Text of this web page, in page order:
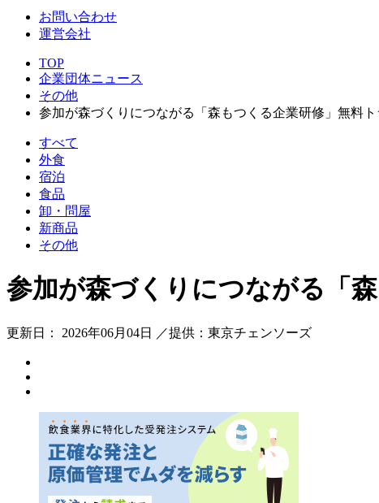
お問い合わせ
運営会社
TOP
企業団体ニュース
その他
参加が森づくりにつながる「森もつくる企業研修」無料
すべて
外食
宿泊
食品
卸・問屋
新商品
その他
参加が森づくりにつながる「
更新日： 2026年06月04日 ／提供：東京チェンソーズ